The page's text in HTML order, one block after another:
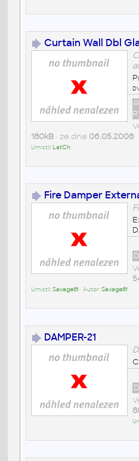
Curtain Wall Dbl
180kB• ze dne 06.05.2008
Umístil: LatCh
Fire Damper
Umístil:Savage61 • Autor:Savage61
DAMPER-21